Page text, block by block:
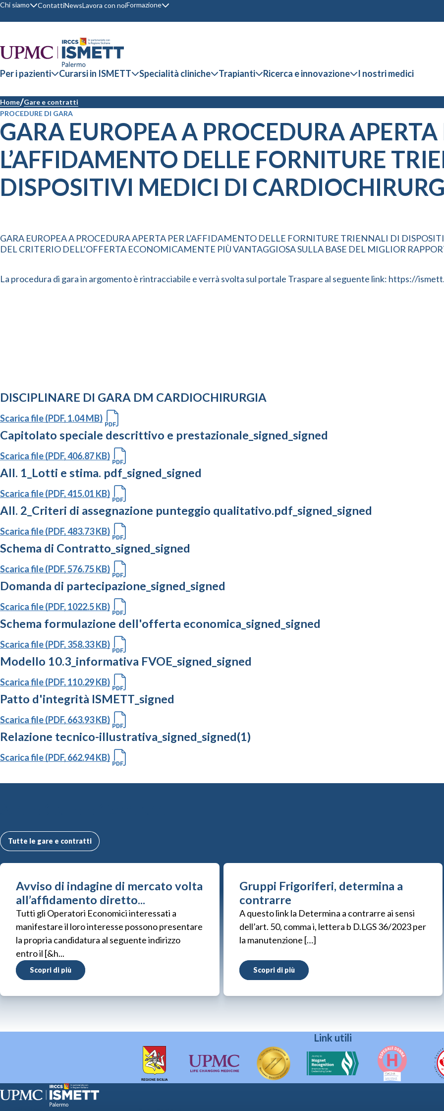
Chi siamo ContattiNewsLavora con noiFormazione
Per i pazienti Curarsi in ISMETT Specialità cliniche Trapianti Ricerca e innovazione I nostri medici
Home Gare e contratti
PROCEDURE DI GARA
GARA EUROPEA A PROCEDURA APERTA
L’AFFIDAMENTO DELLE FORNITURE
DISPOSITIVI MEDICI DI
GARA EUROPEA A PROCEDURA APERTA PER L’AFFIDAMENTO DELLE FORNITURE TRIENNALI DI
DEL CRITERIO DELL’OFFERTA ECONOMICAMENTE PIÙ VANTAGGIOSA SULLA BASE DEL MIGLIOR
La procedura di gara in argomento è rintracciabile e verrà svolta sul portale Traspare al seguente link: https://
DISCIPLINARE DI GARA DM CARDIOCHIRURGIA
Scarica file (PDF, 1.04 MB)
Capitolato speciale descrittivo e prestazionale_signed_signed
Scarica file (PDF, 406.87 KB)
All. 1_Lotti e stima. pdf_signed_signed
Scarica file (PDF, 415.01 KB)
All. 2_Criteri di assegnazione punteggio qualitativo.pdf_signed_signed
Scarica file (PDF, 483.73 KB)
Schema di Contratto_signed_signed
Scarica file (PDF, 576.75 KB)
Domanda di partecipazione_signed_signed
Scarica file (PDF, 1022.5 KB)
Schema formulazione dell'offerta economica_signed_signed
Scarica file (PDF, 358.33 KB)
Modello 10.3_informativa FVOE_signed_signed
Scarica file (PDF, 110.29 KB)
Patto d'integrità ISMETT_signed
Scarica file (PDF, 663.93 KB)
Relazione tecnico-illustrativa_signed_signed(1)
Scarica file (PDF, 662.94 KB)
Tutte le gare e contratti
Avviso di indagine di mercato volta
all’affidamento diretto...
Tutti gli Operatori Economici interessati a
manifestare il loro interesse possono presentare
la propria candidatura al seguente indirizzo
entro il [&h...
Scopri di più
Gruppi Frigoriferi, determina a
contrarre
A questo link la Determina a contrarre ai sensi
dell’art. 50, comma i, lettera b D.LGS 36/2023 per
la manutenzione […]
Scopri di più
Link utili